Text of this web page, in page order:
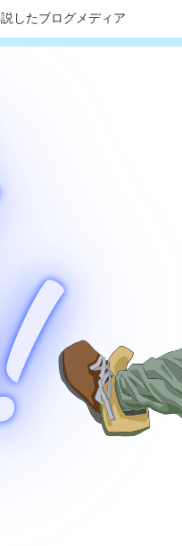
したブログメディア